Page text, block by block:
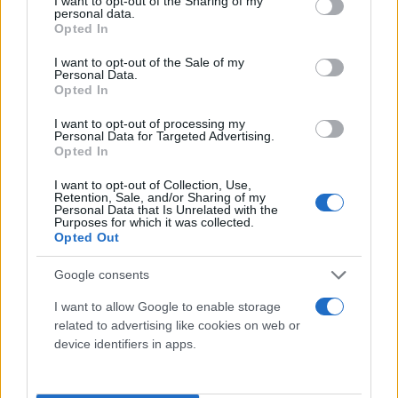
grant or deny consent to Google and its third-party tags to
use your data for below specified purposes in below Google
consent section.
personal data.
Opted In
I want to opt-out of the Sale of my
Personal Data.
Opted In
I want to opt-out of processing my
Personal Data for Targeted Advertising.
Opted In
I want to opt-out of Collection, Use,
Retention, Sale, and/or Sharing of my
Personal Data that Is Unrelated with the
Purposes for which it was collected.
Opted Out
Google consents
I want to allow Google to enable storage
related to advertising like cookies on web or
device identifiers in apps.
παρεμβάσεις. Με δεδομένο εξάλλου, ότι τα μέτρα
να πλήξουν τον στόχο για πρωτογενές πλεόνασμα.
Οι αυξήσεις στο φυσικό αέριο θα κρίνουν τις
παροχές
Τόσο ο υπουργός Οικονομικών Χρήστος
Σταϊκούρας, όσο και ο αναπληρωτής Θόδωρος
Σκυλακάκης, δεν παύουν να διαμηνύουν ότι όσο
υψηλότερα κινείται η τιμή του φυσικού αερίου
(είναι ήδη δεκαπλάσια σε σχέση με πριν από τον
πόλεμο στην Ουκρανία), τόσο μεγαλύτερη θα
καθίσταται η ανάγκη στήριξης των πολιτών. Πόσω
για υπερδιπλασιασμό της μέσης τιμής του φυσικού